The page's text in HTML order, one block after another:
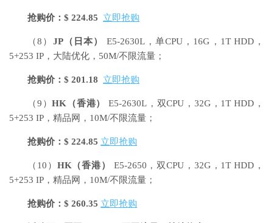
抢购价：$ 224.85 立即抢购
（8） JP（日本）
E5-2630L，单CPU，16G，1T HDD，
5+253 IP，大陆优化，50M/不限流量；
抢购价：$ 201.18 立即抢购
（9）HK （香港）
E5-2630L，双CPU，32G，1T HDD，
5+253 IP，精品网，10M/不限流量；
抢购价：$ 224.85 立即抢购
（10） HK （香港）
E5-2650，双CPU，32G，1T HDD，
5+253 IP，精品网，10M/不限流量；
抢购价：$ 260.35 立即抢购